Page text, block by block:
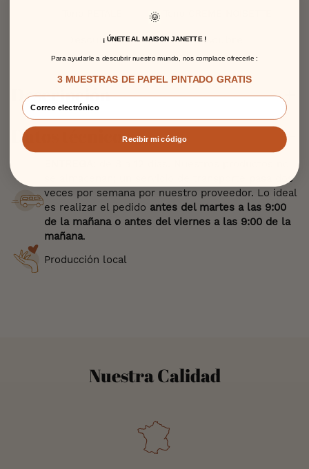
Descubre Descubre
Descripción
Datos técnicos
se almacenan; un servicio de transporte pasa dos
veces por semana por nuestro proveedor. Lo ideal
es realizar el pedido antes del martes a las 9:00
de la mañana o antes del viernes a las 9:00 de la
mañana.
Producción local
Nuestra Calidad
🌞
¡ ÚNETE AL MAISON JANETTE !
Para ayudarle a descubrir nuestro mundo, nos complace ofrecerle :
3 MUESTRAS DE PAPEL PINTADO GRATIS
Recibir mi código